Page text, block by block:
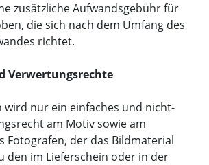
zusätzliche Aufwandsgebühr für
die sich nach dem Umfang des
richtet.
Verwertungsrechte
wird nur ein einfaches und nicht-
am Motiv sowie am
Fotografen, der das Bildmaterial
den im Lieferschein oder in der